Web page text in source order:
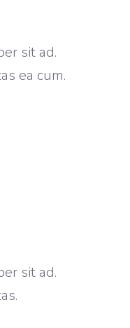
sit ad.
ea cum.
sit ad.